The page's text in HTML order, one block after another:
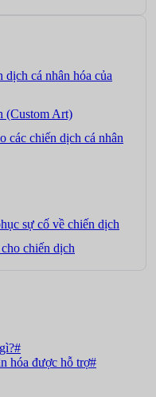
dịch cá nhân hóa của
(Custom Art)
các chiến dịch cá nhân
sự cố về chiến dịch
chiến dịch
hóa được hỗ trợ#